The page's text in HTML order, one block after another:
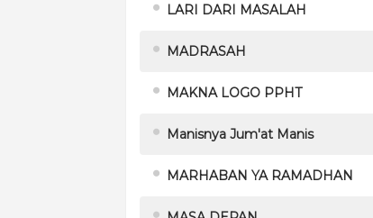
LARI DARI MASALAH
MADRASAH
MAKNA LOGO PPHT
Manisnya Jum'at Manis
MARHABAN YA RAMADHAN